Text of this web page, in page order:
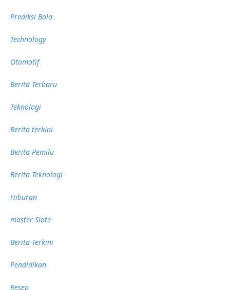
Prediksi Bola
Technology
Otomotif
Berita Terbaru
Teknologi
Berita terkini
Berita Pemilu
Berita Teknologi
Hiburan
master Slote
Berita Terkini
Pendidikan
Resep